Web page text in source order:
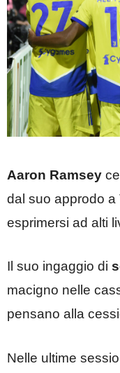
Aaron Ramsey
dal suo approdo a
esprimersi ad alti
Il suo ingaggio di
macigno nelle
pensano alla
Nelle ultime